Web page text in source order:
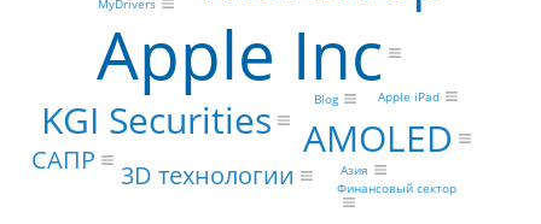
Apple Inc
KGI Securities AMOLED
САПР 3D технологии
Blog
MyDrivers
Apple iPad
Азия
Финансовый сектор